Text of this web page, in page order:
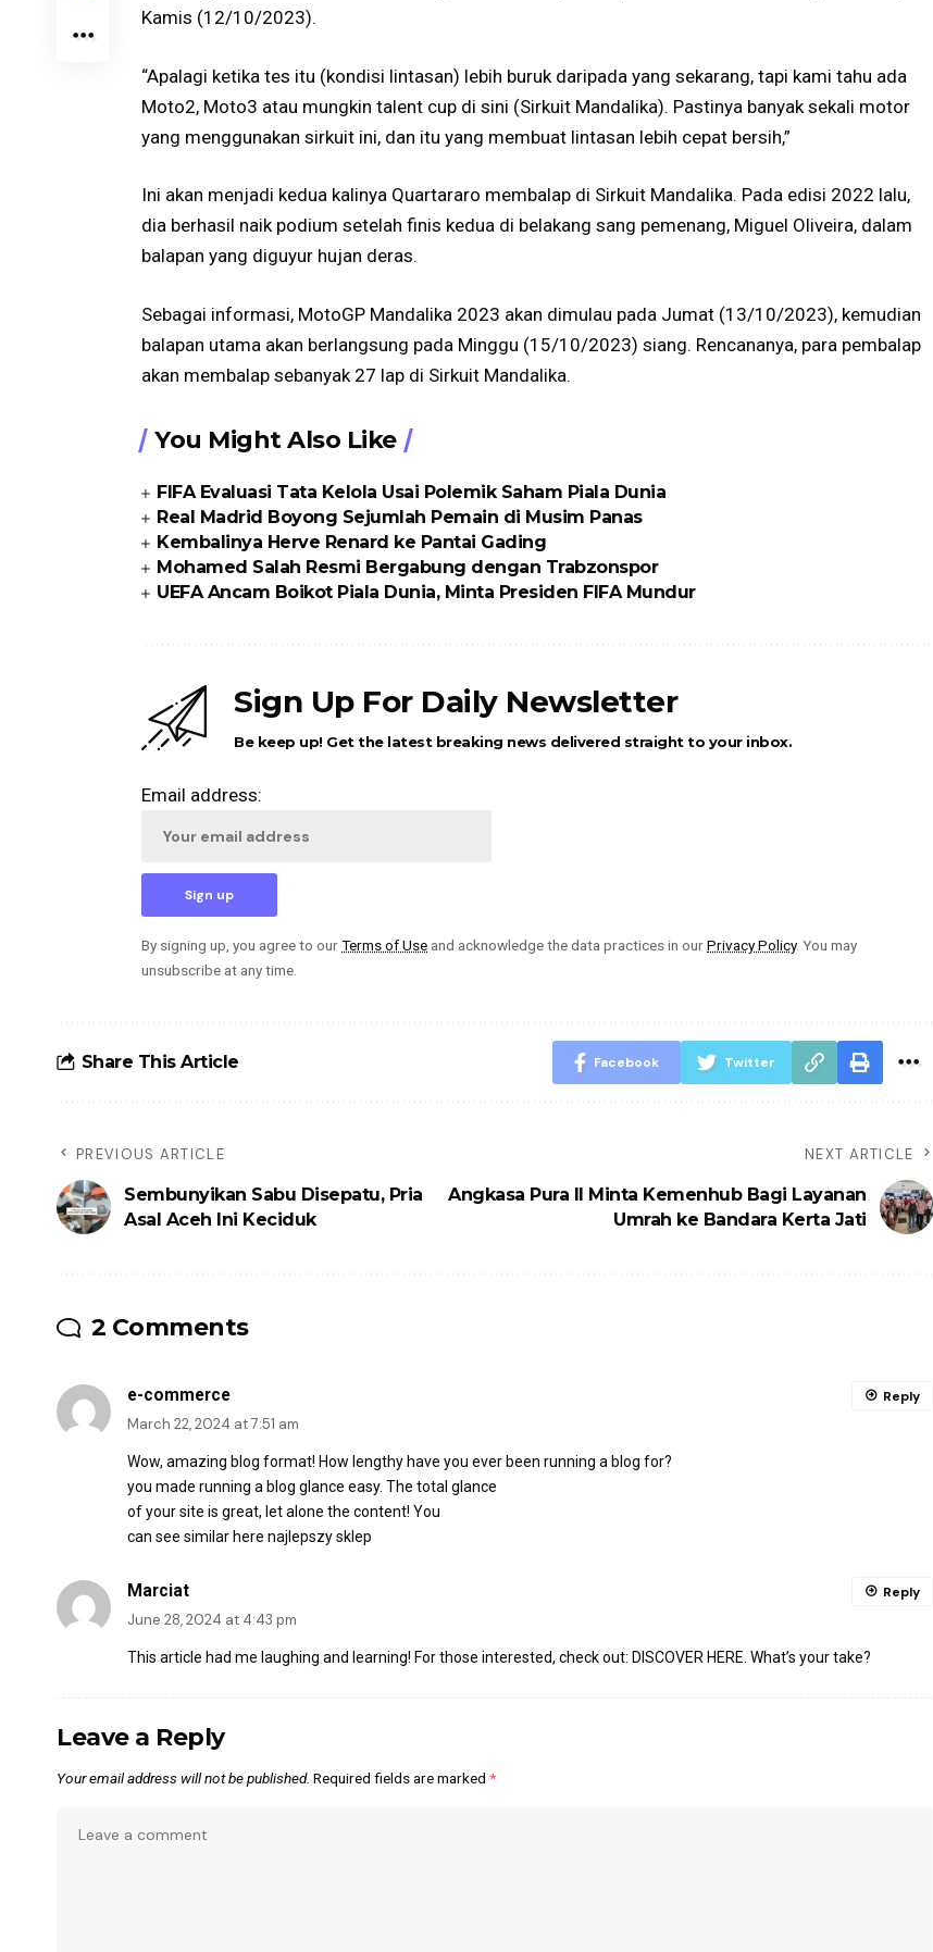
Kamis (12/10/2023).
“Apalagi ketika tes itu (kondisi lintasan) lebih buruk daripada yang sekarang, tapi kami tahu ada
Moto2, Moto3 atau mungkin talent cup di sini (Sirkuit Mandalika). Pastinya banyak sekali motor
yang menggunakan sirkuit ini, dan itu yang membuat lintasan lebih cepat bersih,”
Ini akan menjadi kedua kalinya Quartararo membalap di Sirkuit Mandalika. Pada edisi 2022 lalu,
dia berhasil naik podium setelah finis kedua di belakang sang pemenang, Miguel Oliveira, dalam
balapan yang diguyur hujan deras.
Sebagai informasi, MotoGP Mandalika 2023 akan dimulau pada Jumat (13/10/2023), kemudian
balapan utama akan berlangsung pada Minggu (15/10/2023) siang. Rencananya, para pembalap
akan membalap sebanyak 27 lap di Sirkuit Mandalika.
You Might Also Like
FIFA Evaluasi Tata Kelola Usai Polemik Saham Piala Dunia
Real Madrid Boyong Sejumlah Pemain di Musim Panas
Kembalinya Herve Renard ke Pantai Gading
Mohamed Salah Resmi Bergabung dengan Trabzonspor
UEFA Ancam Boikot Piala Dunia, Minta Presiden FIFA Mundur
Sign Up For Daily Newsletter
Be keep up! Get the latest breaking news delivered straight to your inbox.
Email address:
By signing up, you agree to ourTerms of Use and acknowledge the data practices in ourPrivacy Policy. You may
unsubscribe at any time.
Share This Article Facebook Twitter
PREVIOUS ARTICLE
Sembunyikan Sabu Disepatu, Pria
Asal Aceh Ini Keciduk
NEXT ARTICLE
Angkasa Pura II Minta Kemenhub Bagi Layanan
Umrah ke Bandara Kerta Jati
2 Comments
e-commerce
March 22, 2024 at 7:51 am
Wow, amazing blog format! How lengthy have you ever been running a blog for?
you made running a blog glance easy. The total glance
of your site is great, let alone the content! You
can see similar here najlepszy sklep
Reply
Marciat
June 28, 2024 at 4:43 pm
This article had me laughing and learning! For those interested, check out: DISCOVER HERE . What’s your take?
Reply
Leave a Reply
Your email address will not be published. Required fields are marked *